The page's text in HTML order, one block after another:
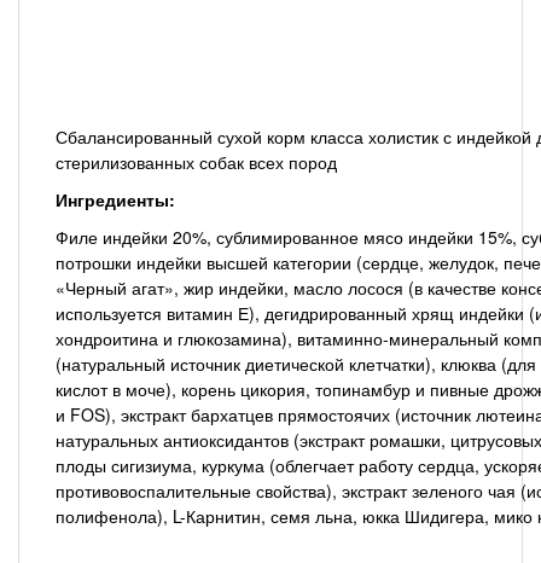
Сбалансированный сухой корм класса холистик с индейкой
стерилизованных собак всех пород
Ингредиенты:
Филе индейки 20%, сублимированное мясо индейки 15%,
потрошки индейки высшей категории (сердце, желудок,
«Черный агат», жир индейки, масло лосося (в качестве
используется витамин Е), дегидрированный хрящ индейки
хондроитина и глюкозамина), витаминно-минеральный
(натуральный источник диетической клетчатки), клюква
кислот в моче), корень цикория, топинамбур и пивные
и FOS), экстракт бархатцев прямостоячих (источник
натуральных антиоксидантов (экстракт ромашки,
плоды сигизиума, куркума (облегчает работу сердца,
противовоспалительные свойства), экстракт зеленого чая
полифенола), L-Карнитин, семя льна, юкка Шидигера, мико